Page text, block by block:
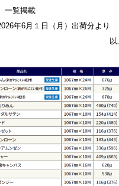
一覧掲載
年6月１日（月）出荷分より